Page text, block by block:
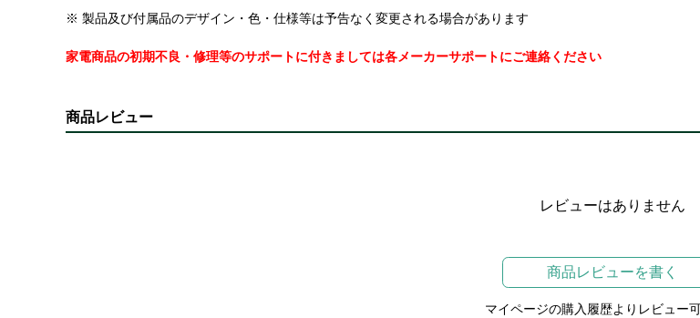
※ 製品及び付属品のデザイン・色・仕様等は予告なく変更される場合があります
家電商品の初期不良・修理等のサポートに付きましては各メーカーサポートにご連絡ください
商品レビュー
レビューはありません
商品レビューを書く
マイページの購入履歴よりレビュー